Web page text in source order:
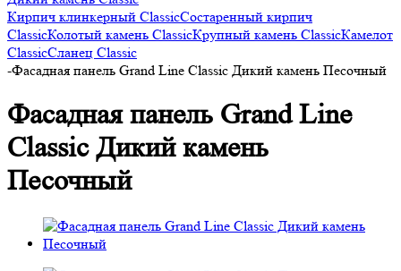
Кирпич клинкерный ClassicСостаренный кирпич
ClassicКолотый камень ClassicКрупный камень ClassicКамелот
ClassicСланец Classic
-Фасадная панель Grand Line Classic Дикий камень Песочный
Фасадная панель Grand Line
Classic Дикий камень
Песочный